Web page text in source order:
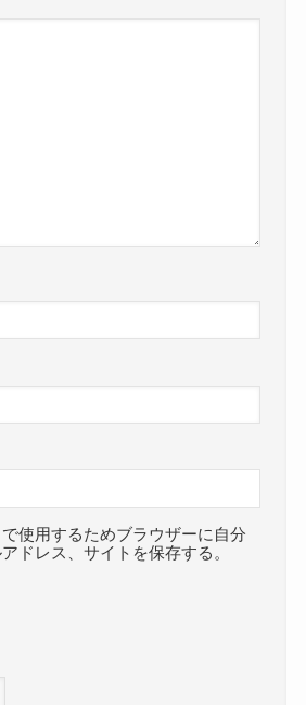
使用するためブラウザーに自分
ドレス、サイトを保存する。